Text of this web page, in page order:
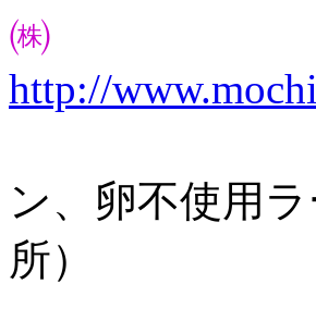
㈱
http://
トマトラ
ン、卵不使
所）